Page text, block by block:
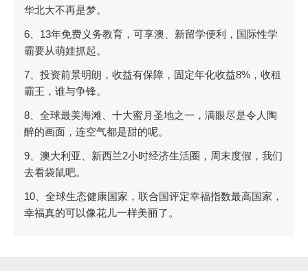
华北大不再是梦。
6、13年免费义务教育，可享澳、新留学便利，国际性学
霸要从萌娃抓起。
7、投资前景明朗，收益有保障，固定年化收益8%，收租
霸王，谁与争锋。
8、全球最美海滩、十大蜜月圣地之一，满眼尽是令人陶
醉的画面，连空气都是甜的呢。
9、澳大利亚、新西兰2小时经济生活圈，周末度假，我们
去看袋鼠吧。
10、全球生态健康国家，联合国评定幸福指数最高国家，
幸福真的可以像花儿一样美丽了。